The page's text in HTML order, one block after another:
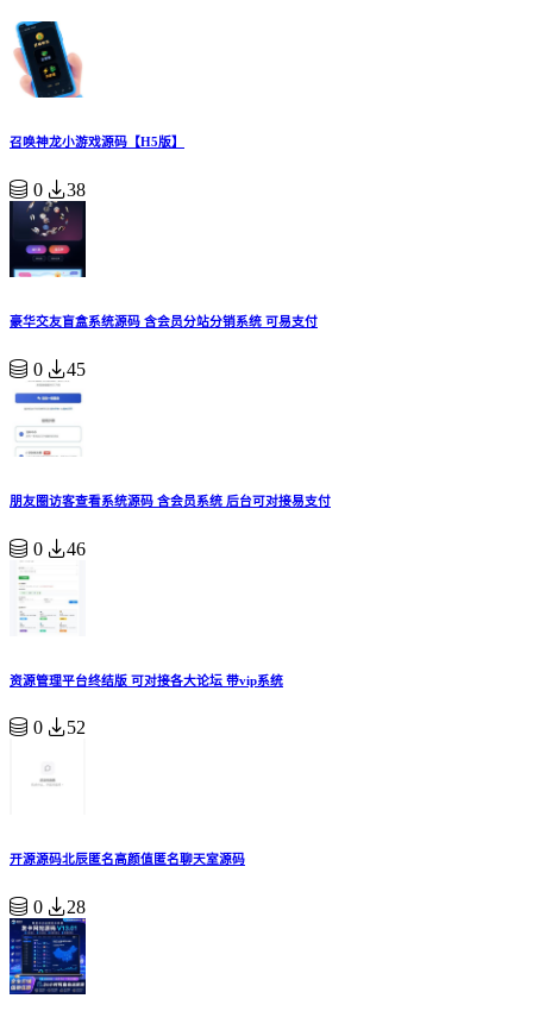
召唤神龙小游戏源码【H5版】
0 38
豪华交友盲盒系统源码 含会员分站分销系统 可易支付
0 45
朋友圈访客查看系统源码 含会员系统 后台可对接易支付
0 46
资源管理平台终结版 可对接各大论坛 带vip系统
0 52
开源源码北辰匿名高颜值匿名聊天室源码
0 28